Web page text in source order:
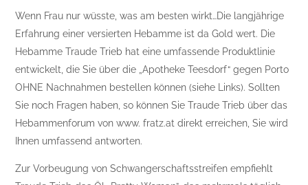
Wenn Frau nur wüsste, was am besten wirkt…Die langjährige
Erfahrung einer versierten Hebamme ist da Gold wert. Die
Hebamme Traude Trieb hat eine umfassende Produktlinie
entwickelt, die Sie über die „Apotheke Teesdorf“ gegen Porto
OHNE Nachnahmen bestellen können (siehe Links). Sollten
Sie noch Fragen haben, so können Sie Traude Trieb über das
Hebammenforum von www. fratz.at direkt erreichen, Sie wird
Ihnen umfassend antworten.
Zur Vorbeugung von Schwangerschaftsstreifen empfiehlt